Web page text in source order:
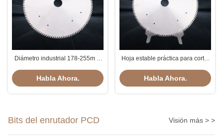
Diámetro industrial 178-255m m
de TCT para cortar el plexiglás
Habla Ahora.
Hoja estable práctica para cortar
de corte de acrílico de carburo
Habla Ahora.
Bits del enrutador PCD Visión más > >